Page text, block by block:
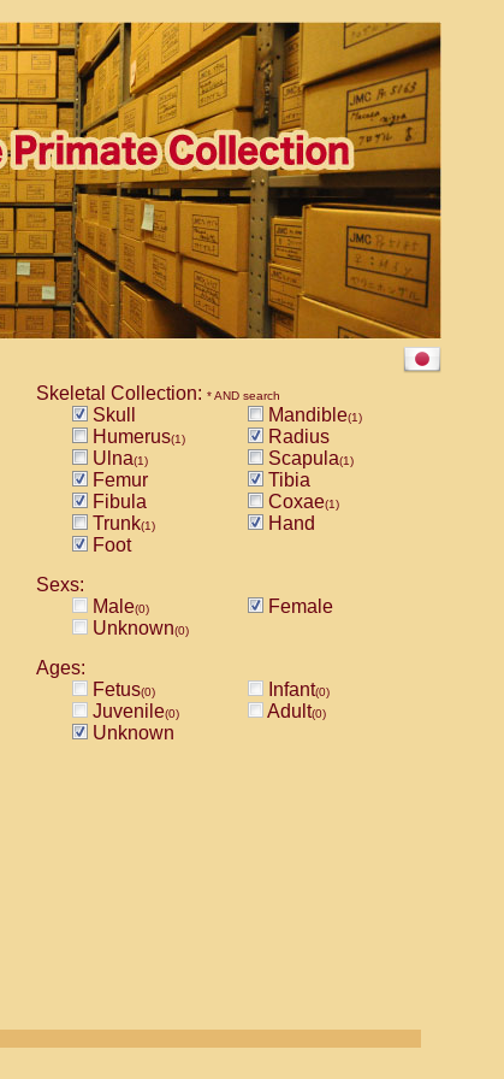
Skeletal Collection: * AND search
Skull Mandible(1)
Humerus(1)
Radius
Ulna(1) Scapula(1)
Femur
Tibia
Fibula
Coxae(1)
Trunk(1)
Hand
Foot
Sexs:
Male(0)
Female
Unknown(0)
Ages:
Fetus(0) Infant(0)
Juvenile(0) Adult(0)
Unknown